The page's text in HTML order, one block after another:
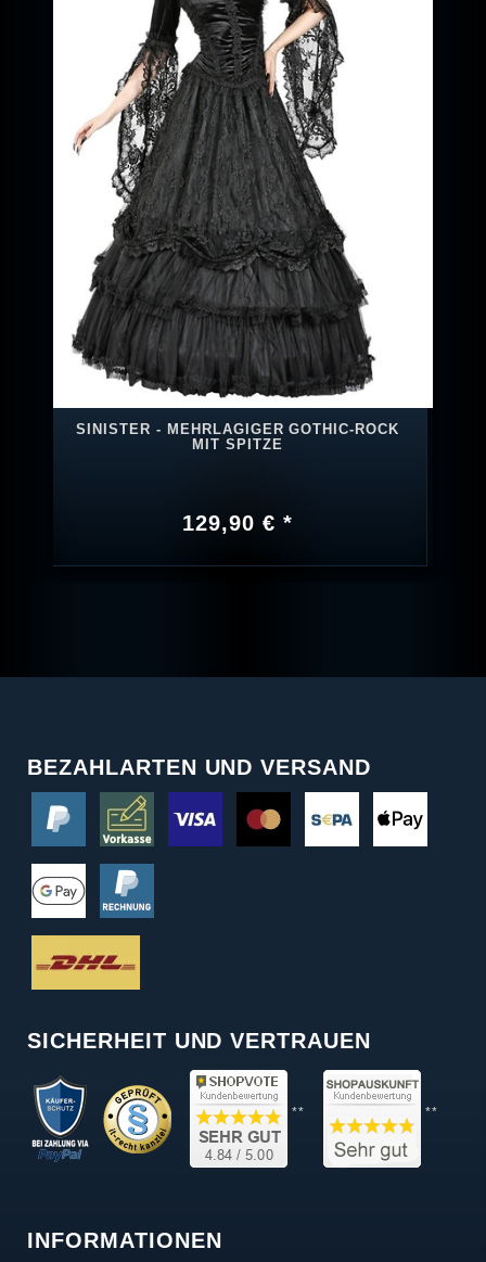
SINISTER - MEHRLAGIGER GOTHIC-ROCK
MIT SPITZE
129,90 € *
BEZAHLARTEN UND VERSAND
SICHERHEIT UND VERTRAUEN
** **
INFORMATIONEN